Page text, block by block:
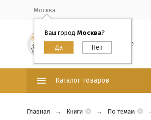
Москва
Ваш город Москва?
Каталог товаров
Главная Книги По темам